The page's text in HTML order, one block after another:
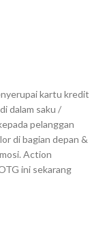
kartu kredit
dalam saku /
pelanggan
di bagian depan &
Action
ini sekarang